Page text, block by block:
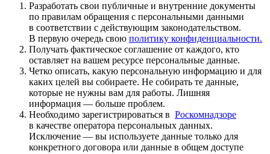
Разработать свои публичные и внутренние документы
по правилам обращения с персональными данными
в соответствии с действующим законодательством.
В первую очередь свою политику конфиденциальности.
Получать фактическое соглашение от каждого, кто
оставляет на вашем ресурсе персональные данные.
Четко описать, какую персональную информацию и для
каких целей вы собираете. Не собирать те данные,
которые не нужны вам для работы. Лишняя
информация — больше проблем.
Необходимо зарегистрироваться в Роскомнадзоре
в качестве оператора персональных данных.
Исключение — вы используете данные только для
конкретного договора или данные в общем доступе